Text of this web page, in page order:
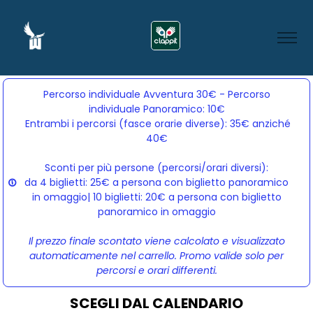
Percorso individuale Avventura 30€ - Percorso
individuale Panoramico: 10€
Entrambi i percorsi (fasce orarie diverse): 35€ anziché
40€
Sconti per più persone (percorsi/orari diversi):
da 4 biglietti: 25€ a persona con biglietto panoramico
in omaggio| 10 biglietti: 20€ a persona con biglietto
panoramico in omaggio
Il prezzo finale scontato viene calcolato e visualizzato
automaticamente nel carrello. Promo valide solo per
percorsi e orari differenti.
SCEGLI DAL CALENDARIO